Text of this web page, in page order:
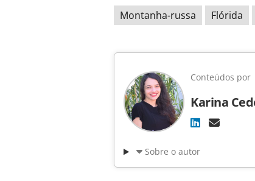
Montanha-russa Flórida
Conteúdos por
Karina
Sobre o autor